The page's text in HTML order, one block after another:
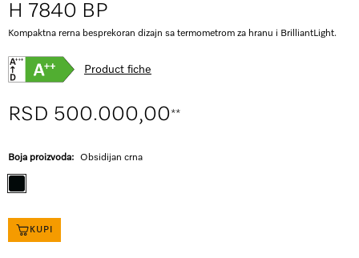
H 7840 BP
Kompaktna rerna besprekoran dizajn sa termometrom za hranu i BrilliantLight.
Product fiche
RSD 500.000,00**
Boja proizvoda: Obsidijan crna
KUPI